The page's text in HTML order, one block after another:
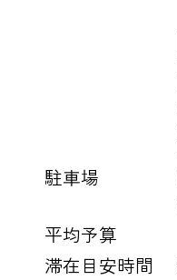
駐車場
平均予算
滞在目安時間